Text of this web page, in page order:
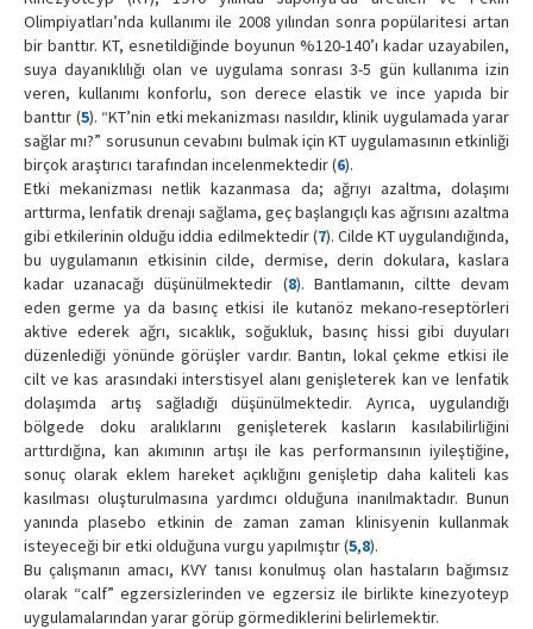
Olimpiyatları’nda kullanımı ile 2008 yılından sonra popülaritesi artan
bir banttır. KT, esnetildiğinde boyunun %120-140’ı kadar uzayabilen,
suya dayanıklılığı olan ve uygulama sonrası 3-5 gün kullanıma izin
veren, kullanımı konforlu, son derece elastik ve ince yapıda bir
banttır (5). “KT’nin etki mekanizması nasıldır, klinik uygulamada yarar
sağlar mı?” sorusunun cevabını bulmak için KT uygulamasının etkinliği
birçok araştırıcı tarafından incelenmektedir (6).
Etki mekanizması netlik kazanmasa da; ağrıyı azaltma, dolaşımı
arttırma, lenfatik drenajı sağlama, geç başlangıçlı kas ağrısını azaltma
gibi etkilerinin olduğu iddia edilmektedir (7). Cilde KT uygulandığında,
bu uygulamanın etkisinin cilde, dermise, derin dokulara, kaslara
kadar uzanacağı düşünülmektedir (8). Bantlamanın, ciltte devam
eden germe ya da basınç etkisi ile kutanöz mekano-reseptörleri
aktive ederek ağrı, sıcaklık, soğukluk, basınç hissi gibi duyuları
düzenlediği yönünde görüşler vardır. Bantın, lokal çekme etkisi ile
cilt ve kas arasındaki interstisyel alanı genişleterek kan ve lenfatik
dolaşımda artış sağladığı düşünülmektedir. Ayrıca, uygulandığı
bölgede doku aralıklarını genişleterek kasların kasılabilirliğini
arttırdığına, kan akımının artışı ile kas performansının iyileştiğine,
sonuç olarak eklem hareket açıklığını genişletip daha kaliteli kas
kasılması oluşturulmasına yardımcı olduğuna inanılmaktadır. Bunun
yanında plasebo etkinin de zaman zaman klinisyenin kullanmak
isteyeceği bir etki olduğuna vurgu yapılmıştır (5,8).
Bu çalışmanın amacı, KVY tanısı konulmuş olan hastaların bağımsız
olarak “calf” egzersizlerinden ve egzersiz ile birlikte kinezyoteyp
uygulamalarından yarar görüp görmediklerini belirlemektir.